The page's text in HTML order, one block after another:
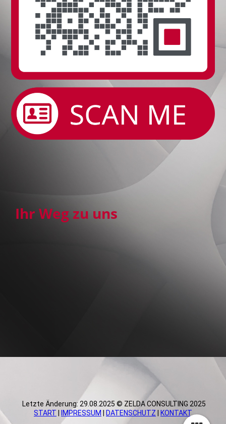
Ihr Weg zu uns
Letzte Änderung: 29.08.2025 © ZELDA CONSULTING 2025
START
IMPRESSUM DATENSCHUTZ KONTAKT